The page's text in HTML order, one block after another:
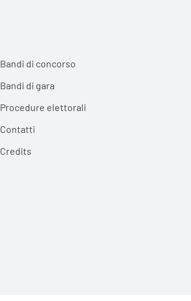
Bandi di concorso
Bandi di gara
Procedure elettorali
Contatti
Credits